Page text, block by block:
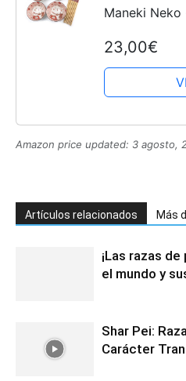
Maneki
de porcelana
la suerte -
23,00€
Amazon price updated: 3 agosto,
Artículos relacionados Más
¡Las razas
el mundo y
Shar Pei:
Carácter